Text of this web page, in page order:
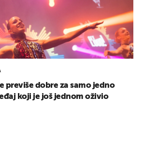
previše dobre za samo jedno
koji je još jednom oživio